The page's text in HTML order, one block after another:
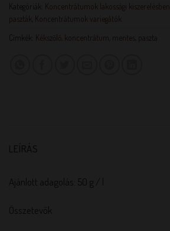
Kategóriák: Koncentrátumok lakossági kiszerelésben
paszták Koncentrátumok variegátók
Címkék: Kékszőlő koncentrátum mentes paszta
LEÍRÁS
Ajánlott adagolás: 50 g / l
Összetevők